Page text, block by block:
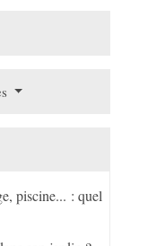
piscine... : quel